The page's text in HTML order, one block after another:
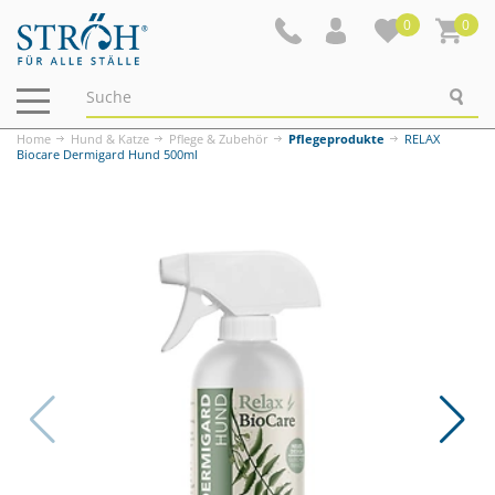
0 0
Navigation
ein-/ausblenden
Home Hund & Katze Pflege & Zubehör Pflegeprodukte
RELAX
Biocare Dermigard Hund 500ml